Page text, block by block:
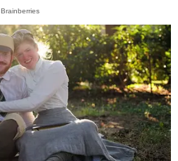
Brainberries